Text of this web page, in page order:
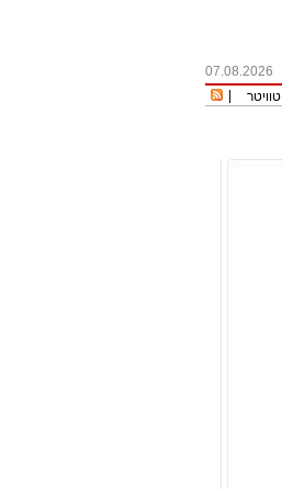
07.08.2026
טוויטר